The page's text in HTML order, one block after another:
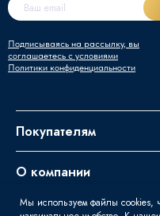
Мы используем файлы cookies,
Подписываясь на рассылку, вы
соглашаетесь с условиями
Политики конфиденциальности
Покупателям
О компании